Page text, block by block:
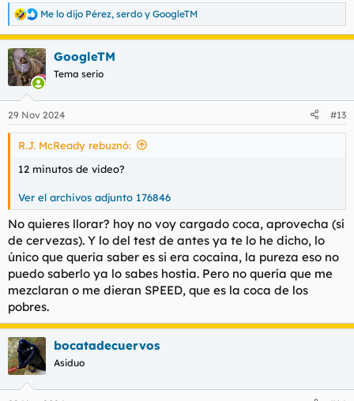
R
e
a
c
c
i
e
s
Me lo dijo Pérez, serdo y GoogleTM
GoogleTM
Tema serio
29 Nov 2024 #13
R.J. McReady rebuznó:
12 minutos de video?
Ver el archivos adjunto 176846
No quieres llorar? hoy no voy cargado coca, aprovecha (sí
de cervezas). Y lo del test de antes ya te lo he dicho, lo
único que quería saber es si era cocaína, la pureza eso no
puedo saberlo ya lo sabes hostia. Pero no quería que me
mezclaran o me dieran SPEED, que es la coca de los
pobres.
bocatadecuervos
Asiduo